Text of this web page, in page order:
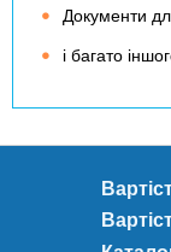
Документи
і багато